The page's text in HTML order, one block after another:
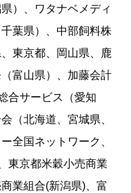
）、ワタナベメディ
葉県）、中部飼料株
東京都、岡山県、鹿
富山県）、加藤会計
合サービス（愛知
（北海道、宮城県、
全国ネットワーク、
東京都米穀小売商業
業組合(新潟県)、富